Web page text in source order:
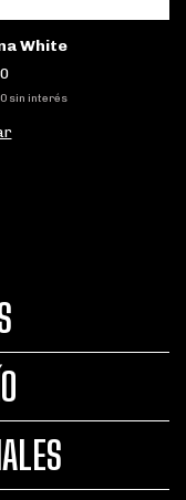
White
sin interés